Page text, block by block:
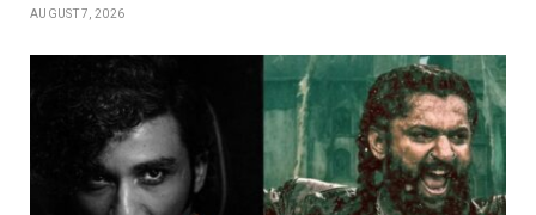
AUGUST 7, 2026